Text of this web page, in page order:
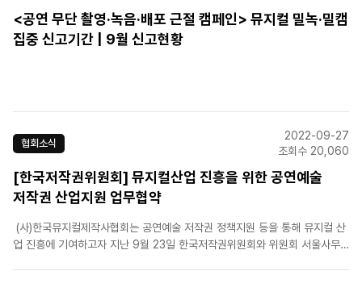
<공연 무단 촬영·녹음·배포 근절 캠페인> 뮤지컬 밀녹·밀캠
집중 신고기간 | 9월 신고현황
협회소식
2022-09-27
조회수 20,060
[한국저작권위원회] 뮤지컬산업 진흥을 위한 공연예술
저작권 산업지원 업무협약
(사)한국뮤지컬제작사협회는 공연예술 저작권 정책지원 등을 통해 뮤지컬 산
업 진흥에 기여하고자 지난 9월 23일 한국저작권위원회와 위원회 서울사무